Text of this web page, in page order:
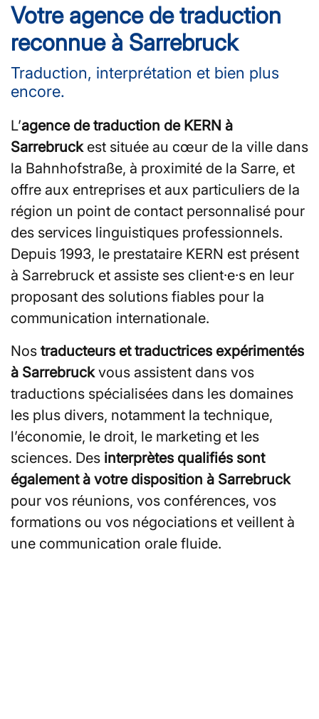
Votre agence de traduction
reconnue à Sarrebruck
Traduction, interprétation et bien plus
encore.
L’agence de traduction de KERN à
Sarrebruckest située au cœur de la ville dans
la Bahnhofstraße, à proximité de la Sarre, et
offre aux entreprises et aux particuliers de la
région un point de contact personnalisé pour
des services linguistiques professionnels.
Depuis 1993, le prestataire KERN est présent
à Sarrebruck et assiste ses client·e·s en leur
proposant des solutions fiables pour la
communication internationale.
Nos traducteurs et traductrices expérimentés
à Sarrebruckvous assistent dans vos
traductions spécialisées dans les domaines
les plus divers, notamment la technique,
l’économie, le droit, le marketing et les
sciences. Des interprètes qualifiés sont
également à votre disposition à Sarrebruck
pour vos réunions, vos conférences, vos
formations ou vos négociations et veillent à
une communication orale fluide.